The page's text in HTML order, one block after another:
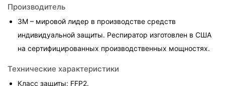
Производитель
3M – мировой лидер в производстве средств
индивидуальной защиты. Респиратор изготовлен в США
на сертифицированных производственных мощностях.
Технические характеристики
Класс защиты: FFP2.